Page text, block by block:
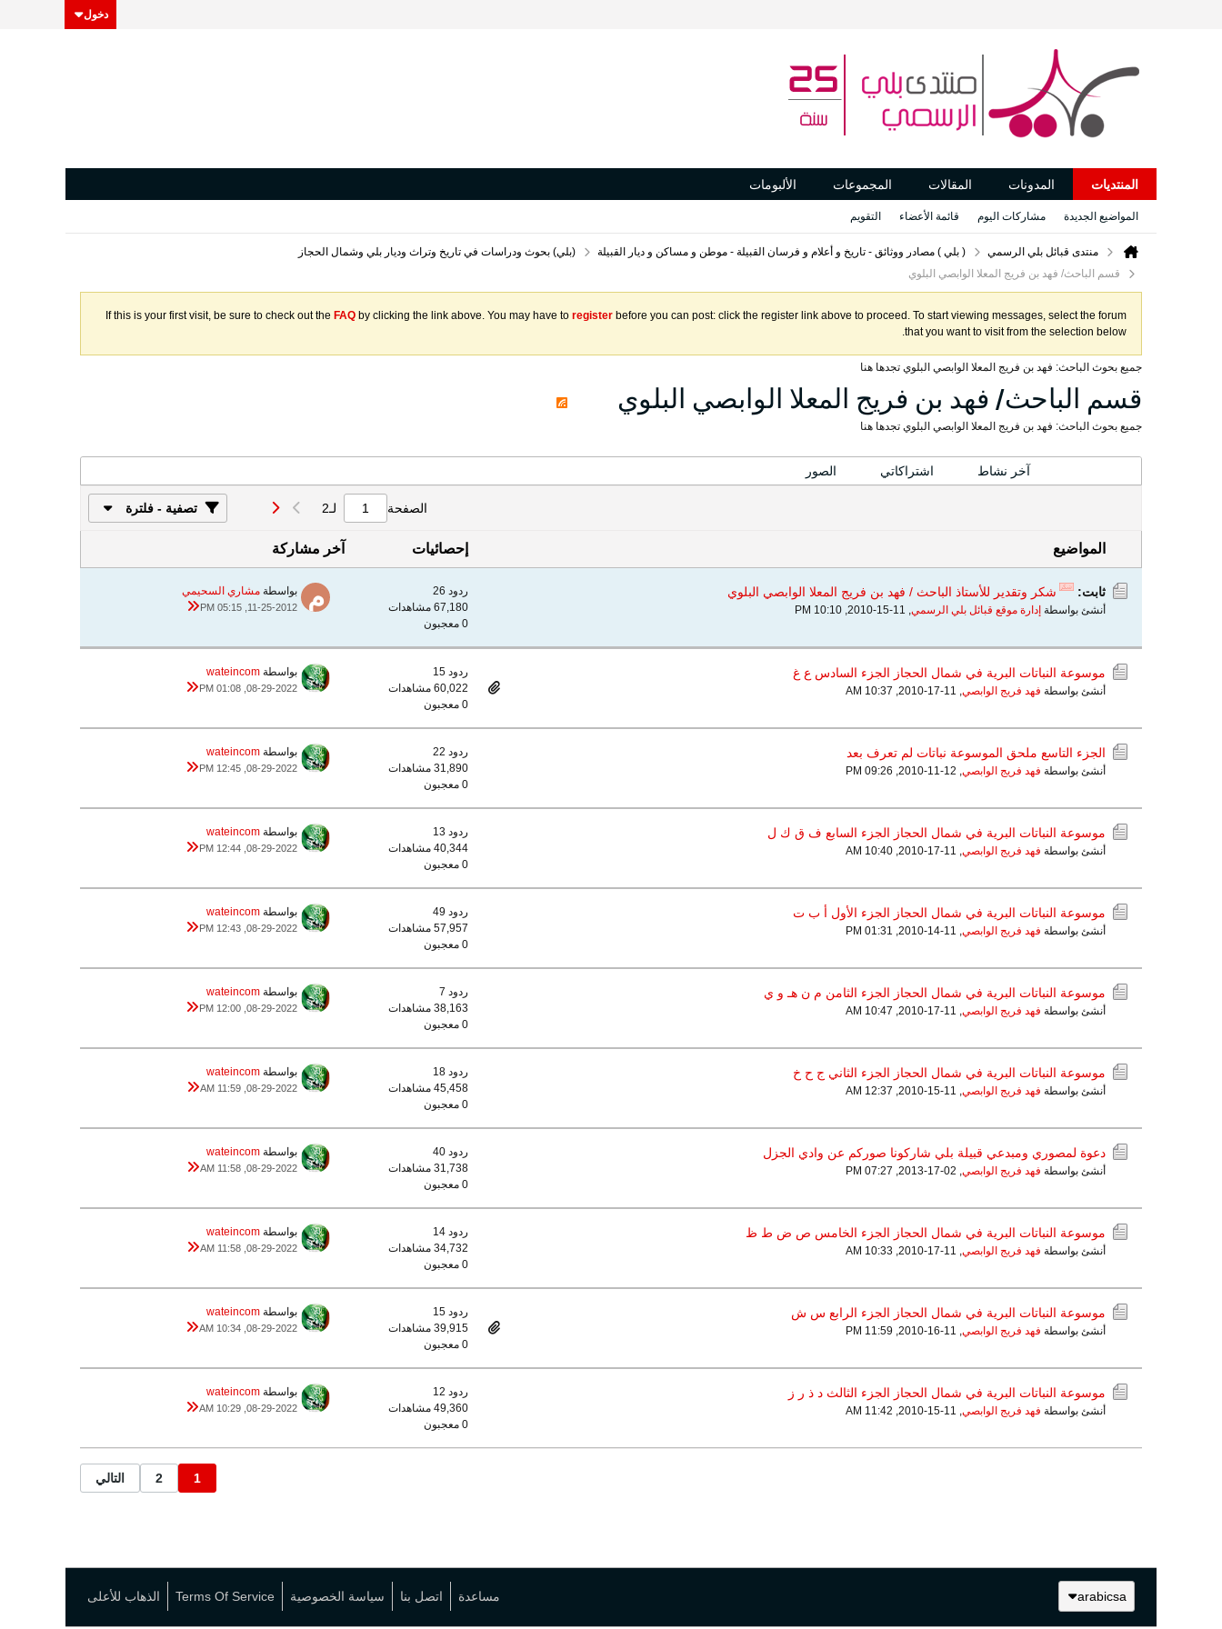
دخول
المنتديات المدونات المقالات المجموعات الألبومات
المواضيع الجديدة مشاركات اليوم قائمة الأعضاء التقويم
منتدى قبائل بلي الرسمي ( بلي ) مصادر ووثائق - تاريخ و أعلام و فرسان القبيلة - موطن و مساكن و ديار القبيلة
(بلي) بحوث ودراسات في تاريخ وتراث وديار بلي وشمال الحجاز
قسم الباحث/ فهد بن فريج المعلا الوابصي البلوي
If this is your first visit, be sure to check out the FAQ by clicking the link above. You may have to register before you can post: click the register link above to proceed. To start viewing messages, select the forum
that you want to visit from the selection below.
جميع بحوث الباحث: فهد بن فريج المعلا الوابصي البلوي تجدها هنا
قسم الباحث/ فهد بن فريج المعلا الوابصي البلوي
جميع بحوث الباحث: فهد بن فريج المعلا الوابصي البلوي تجدها هنا
آخر نشاط اشتراكاتي الصور
الصفحة لـ2 تصفية - فلترة
المواضيع إحصائيات آخر مشاركة
ثابت: شكر وتقدير للأستاذ الباحث / فهد بن فريج المعلا الوابصي البلوي
أنشئ بواسطة إدارة موقع قبائل بلي الرسمي,
11-15-2010, 10:10 PM
ردود 26
67,180 مشاهدات
0 معجبون
بواسطة مشاري السحيمي
11-25-2012, 05:15 PM
موسوعة النباتات البرية في شمال الحجاز الجزء السادس ع غ
أنشئ بواسطة فهد فريج الوابصي,
11-17-2010, 10:37 AM
ردود 15
60,022 مشاهدات
0 معجبون
بواسطة wateincom
08-29-2022, 01:08 PM
الجزء التاسع ملحق الموسوعة نباتات لم تعرف بعد
أنشئ بواسطة فهد فريج الوابصي,
12-11-2010, 09:26 PM
ردود 22
31,890 مشاهدات
0 معجبون
بواسطة wateincom
08-29-2022, 12:45 PM
موسوعة النباتات البرية في شمال الحجاز الجزء السابع ف ق ك ل
أنشئ بواسطة فهد فريج الوابصي,
11-17-2010, 10:40 AM
ردود 13
40,344 مشاهدات
0 معجبون
بواسطة wateincom
08-29-2022, 12:44 PM
موسوعة النباتات البرية في شمال الحجاز الجزء الأول أ ب ت
أنشئ بواسطة فهد فريج الوابصي,
11-14-2010, 01:31 PM
ردود 49
57,957 مشاهدات
0 معجبون
بواسطة wateincom
08-29-2022, 12:43 PM
موسوعة النباتات البرية في شمال الحجاز الجزء الثامن م ن هـ و ي
أنشئ بواسطة فهد فريج الوابصي,
11-17-2010, 10:47 AM
ردود 7
38,163 مشاهدات
0 معجبون
بواسطة wateincom
08-29-2022, 12:00 PM
موسوعة النباتات البرية في شمال الحجاز الجزء الثاني ج ح خ
أنشئ بواسطة فهد فريج الوابصي,
11-15-2010, 12:37 AM
ردود 18
45,458 مشاهدات
0 معجبون
بواسطة wateincom
08-29-2022, 11:59 AM
دعوة لمصوري ومبدعي قبيلة بلي شاركونا صوركم عن وادي الجزل
أنشئ بواسطة فهد فريج الوابصي,
02-17-2013, 07:27 PM
ردود 40
31,738 مشاهدات
0 معجبون
بواسطة wateincom
08-29-2022, 11:58 AM
موسوعة النباتات البرية في شمال الحجاز الجزء الخامس ص ض ط ظ
أنشئ بواسطة فهد فريج الوابصي,
11-17-2010, 10:33 AM
ردود 14
34,732 مشاهدات
0 معجبون
بواسطة wateincom
08-29-2022, 11:58 AM
موسوعة النباتات البرية في شمال الحجاز الجزء الرابع س ش
أنشئ بواسطة فهد فريج الوابصي,
11-16-2010, 11:59 PM
ردود 15
39,915 مشاهدات
0 معجبون
بواسطة wateincom
08-29-2022, 10:34 AM
موسوعة النباتات البرية في شمال الحجاز الجزء الثالث د ذ ر ز
أنشئ بواسطة فهد فريج الوابصي,
11-15-2010, 11:42 AM
ردود 12
49,360 مشاهدات
0 معجبون
بواسطة wateincom
08-29-2022, 10:29 AM
1
2 التالي
arabicsa مساعدة اتصل بنا سياسة الخصوصية Terms Of Service الذهاب للأعلى